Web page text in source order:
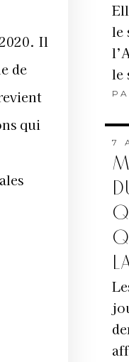
Il
de
qui
le
le
7